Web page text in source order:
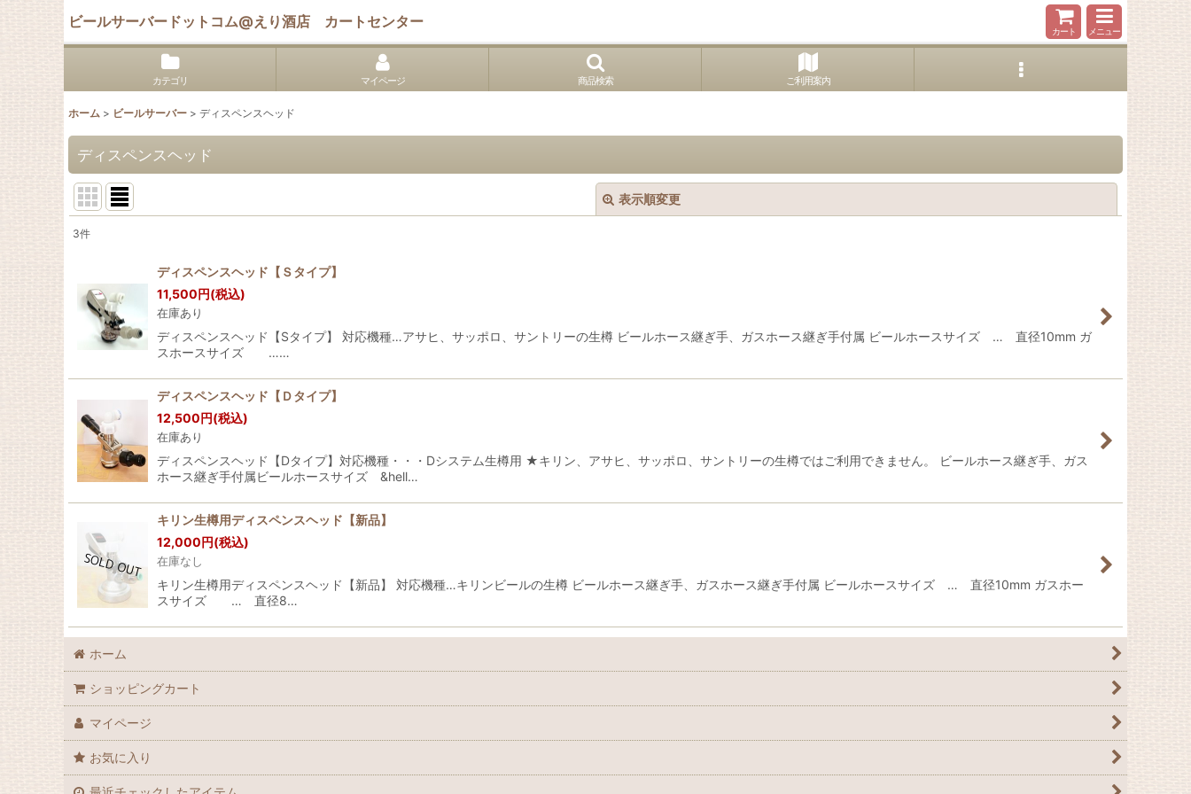
ビールサーバードットコム@えり酒店 カートセンター
カート メニュー
カテゴリ マイページ 商品検索 ご利用案内
ホーム > ビールサーバー > ディスペンスヘッド
ディスペンスヘッド
表示順変更
並び順
絞り込む
3件
ディスペンスヘッド【Ｓタイプ】
11,500円(税込)
在庫あり
ディスペンスヘッド【Sタイプ】 対応機種…アサヒ、サッポロ、サントリーの生樽 ビールホース継ぎ手、ガスホース継ぎ手付属 ビールホースサイズ … 直径10mm ガ
スホースサイズ ……
ディスペンスヘッド【Ｄタイプ】
12,500円(税込)
在庫あり
ディスペンスヘッド【Dタイプ】対応機種・・・Dシステム生樽用 ★キリン、アサヒ、サッポロ、サントリーの生樽ではご利用できません。 ビールホース継ぎ手、ガス
ホース継ぎ手付属ビールホースサイズ &hell…
キリン生樽用ディスペンスヘッド【新品】
12,000円(税込)
在庫なし
キリン生樽用ディスペンスヘッド【新品】 対応機種…キリンビールの生樽 ビールホース継ぎ手、ガスホース継ぎ手付属 ビールホースサイズ … 直径10mm ガスホー
スサイズ … 直径8…
ホーム
ショッピングカート
マイページ
お気に入り